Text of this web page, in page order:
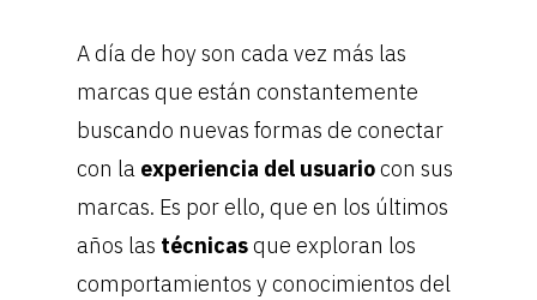
A día de hoy son cada vez más las
marcas que están constantemente
buscando nuevas formas de conectar
con la experiencia del usuariocon sus
marcas. Es por ello, que en los últimos
años las técnicasque exploran los
comportamientos y conocimientos del